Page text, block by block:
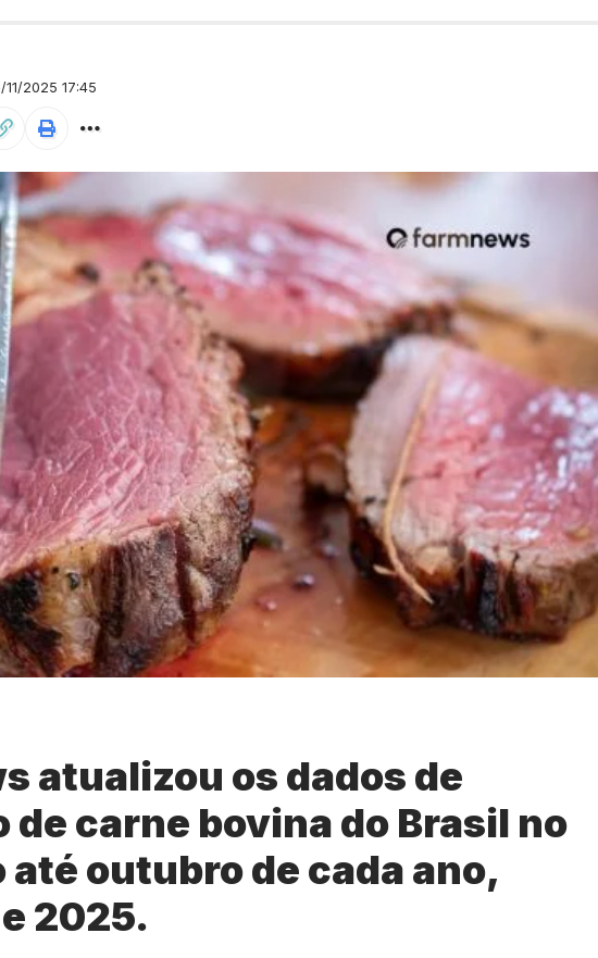
11/2025 17:45
atualizou os dados de
carne bovina do Brasil no
outubro de cada ano,
2025.